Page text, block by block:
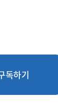
독하기